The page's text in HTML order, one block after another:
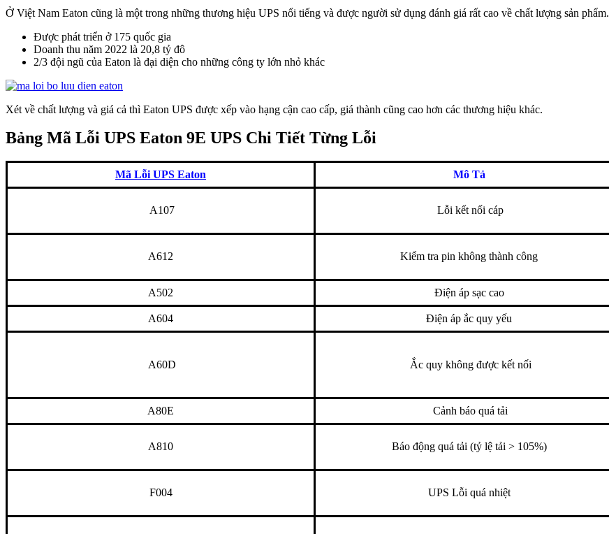
Ở Việt Nam Eaton cũng là một trong những thương hiệu UPS nổi tiếng và được người sử dụng đánh giá rất cao về chất lượng sản phẩm.
Được phát triển ở 175 quốc gia
Doanh thu năm 2022 là 20,8 tỷ đô
2/3 đội ngũ của Eaton là đại diện cho những công ty lớn nhỏ khác
Xét về chất lượng và giá cả thì Eaton UPS được xếp vào hạng cận cao cấp, giá thành cũng cao hơn các thương hiệu khác.
Bảng Mã Lỗi UPS Eaton 9E UPS Chi Tiết Từng Lỗi
Mã Lỗi UPS Eaton Mô Tả
A107 Lỗi kết nối cáp
A612 Kiểm tra pin không thành công
A502 Điện áp sạc cao
A604 Điện áp ắc quy yếu
A60D Ắc quy không được kết nối
A80E Cảnh báo quá tải
A810 Báo động quá tải (tỷ lệ tải > 105%)
F004 UPS Lỗi quá nhiệt